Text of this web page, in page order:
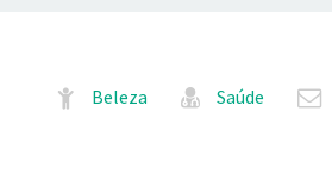
Pular para o conteúdo
Beleza Saúde